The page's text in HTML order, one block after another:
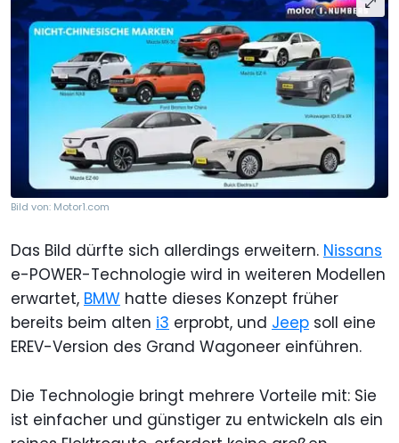
Bild von: Motor1.com
Das Bild dürfte sich allerdings erweitern. Nissans
e-POWER-Technologie wird in weiteren Modellen
erwartet, BMW hatte dieses Konzept früher
bereits beim alten i3 erprobt, und Jeep soll eine
EREV-Version des Grand Wagoneer einführen.
Die Technologie bringt mehrere Vorteile mit: Sie
ist einfacher und günstiger zu entwickeln als ein